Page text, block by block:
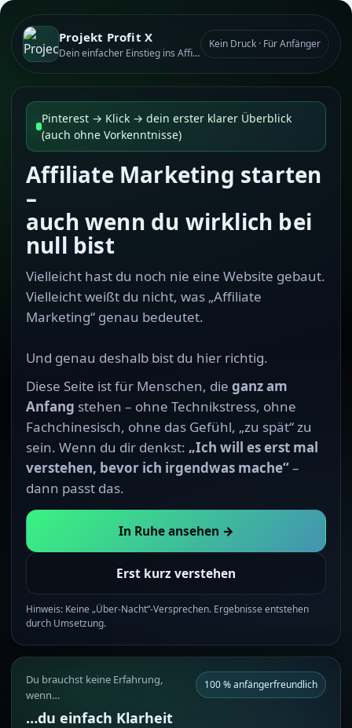
Projekt Profit X
Dein einfacher Einstieg ins Affiliate Marketing
Kein Druck · Für Anfänger
Pinterest → Klick → dein erster klarer Überblick
(auch ohne Vorkenntnisse)
Affiliate Marketing starten
–
auch wenn du wirklich bei
null bist
Vielleicht hast du noch nie eine Website gebaut.
Vielleicht weißt du nicht, was „Affiliate
Marketing“ genau bedeutet.
Und genau deshalb bist du hier richtig.
Diese Seite ist für Menschen, die ganz am
Anfang stehen – ohne Technikstress, ohne
Fachchinesisch, ohne das Gefühl, „zu spät“ zu
sein. Wenn du dir denkst: „Ich will es erst mal
verstehen, bevor ich irgendwas mache“–
dann passt das.
In Ruhe ansehen →
Erst kurz verstehen
Hinweis: Keine „Über-Nacht“-Versprechen. Ergebnisse entstehen
durch Umsetzung.
Du brauchst keine Erfahrung,
wenn…
…du einfach Klarheit
100 % anfängerfreundlich